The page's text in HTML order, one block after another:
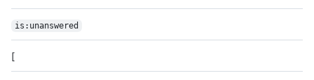
is:unanswered
[